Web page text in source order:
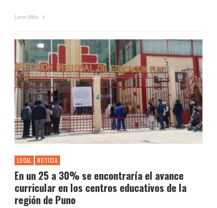
Leer Más
LOCAL NOTICIA
En un 25 a 30% se encontraría el avance
curricular en los centros educativos de la
región de Puno